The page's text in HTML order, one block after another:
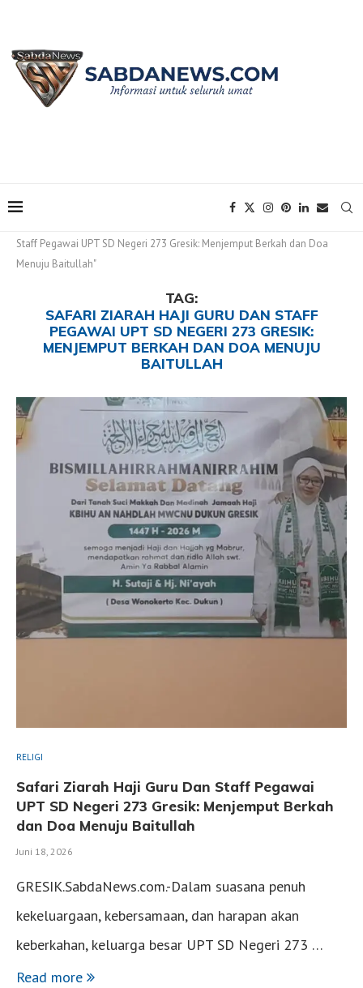
Staff Pegawai UPT SD Negeri 273 Gresik: Menjemput Berkah dan Doa
Menuju Baitullah"
TAG:
SAFARI ZIARAH HAJI GURU DAN STAFF
PEGAWAI UPT SD NEGERI 273 GRESIK:
MENJEMPUT BERKAH DAN DOA MENUJU
BAITULLAH
RELIGI
Safari Ziarah Haji Guru Dan Staff Pegawai
UPT SD Negeri 273 Gresik: Menjemput Berkah
dan Doa Menuju Baitullah
Juni 18, 2026
GRESIK.SabdaNews.com.-Dalam suasana penuh
kekeluargaan, kebersamaan, dan harapan akan
keberkahan, keluarga besar UPT SD Negeri 273 …
Read more